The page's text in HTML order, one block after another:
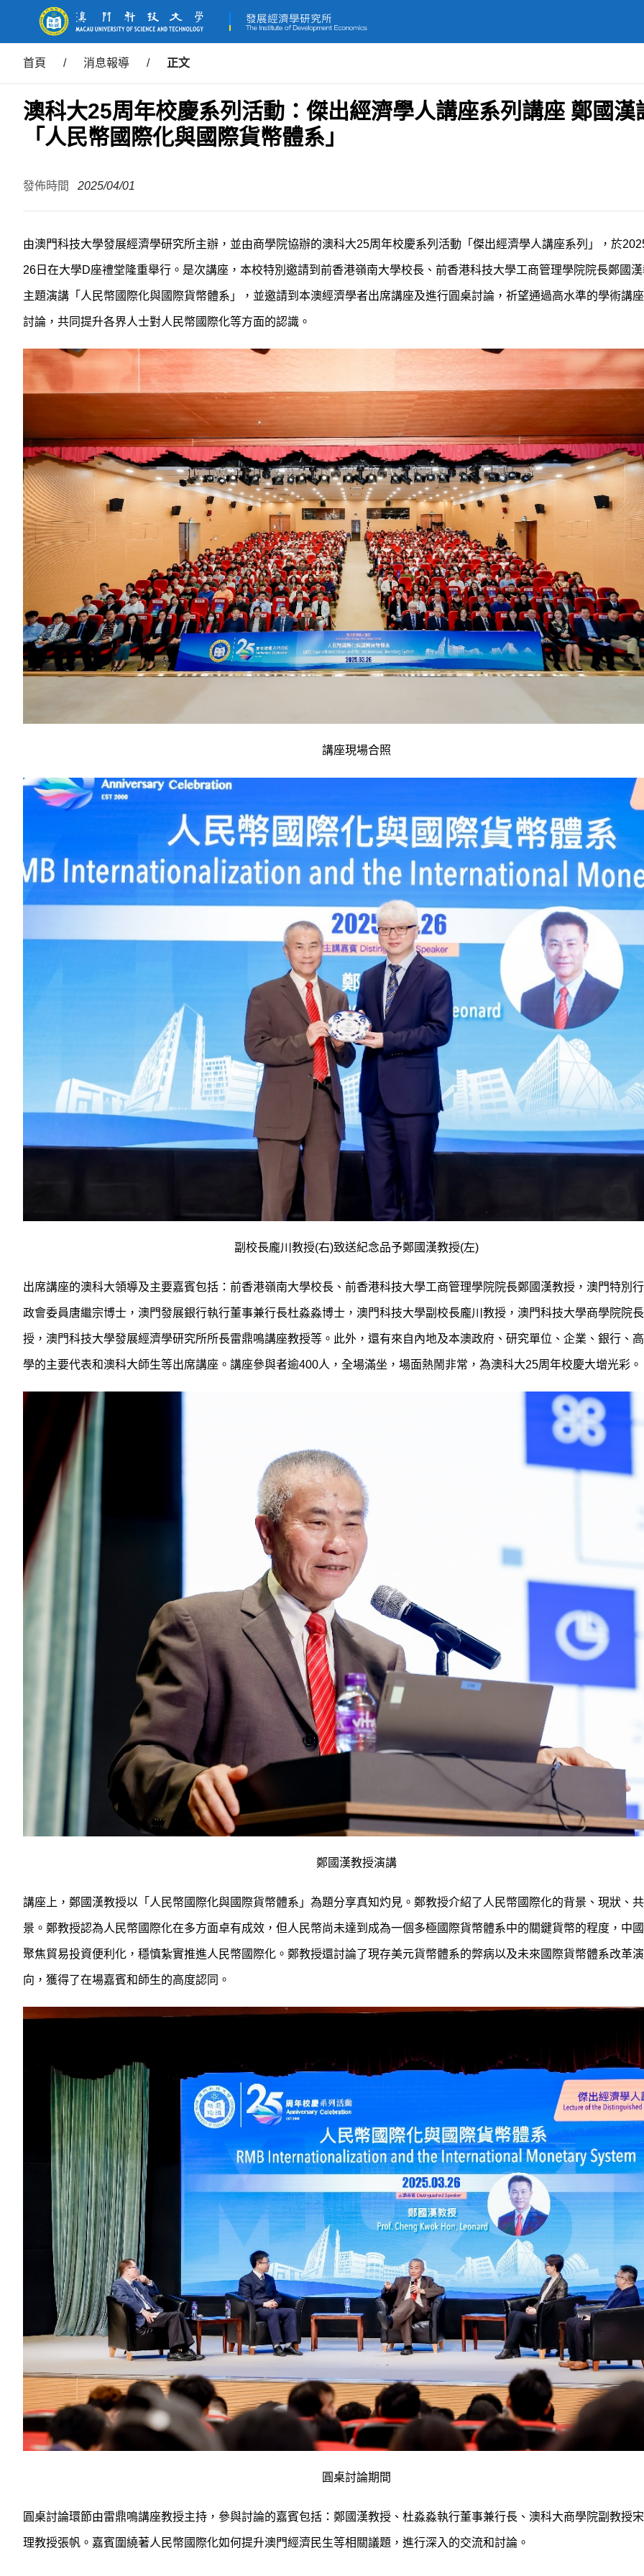
首頁 / 消息報導 / 正文
澳科大25周年校慶系列活動：傑出經濟學人講座系列講座 鄭國漢
「人民幣國際化與國際貨幣體系」
發佈時間 2025/04/01
由澳門科技大學發展經濟學研究所主辦，並由商學院協辦的澳科大25周年校慶系列活動「傑出經濟學人講座系列」，於
26日在大學D座禮堂隆重舉行。是次講座，本校特別邀請到前香港嶺南大學校長、前香港科技大學工商管理學院院長鄭國
主題演講「人民幣國際化與國際貨幣體系」，並邀請到本澳經濟學者出席講座及進行圓桌討論，祈望通過高水準的學術講
討論，共同提升各界人士對人民幣國際化等方面的認識。
講座現場合照
副校長龐川教授(右)致送紀念品予鄭國漢教授(左)
出席講座的澳科大領導及主要嘉賓包括：前香港嶺南大學校長、前香港科技大學工商管理學院院長鄭國漢教授，澳門特別
政會委員唐繼宗博士，澳門發展銀行執行董事兼行長杜淼淼博士，澳門科技大學副校長龐川教授，澳門科技大學商學院院
授，澳門科技大學發展經濟學研究所所長雷鼎鳴講座教授等。此外，還有來自內地及本澳政府、研究單位、企業、銀行、
學的主要代表和澳科大師生等出席講座。講座參與者逾400人，全場滿坐，場面熱鬧非常，為澳科大25周年校慶大增光彩。
鄭國漢教授演講
講座上，鄭國漢教授以「人民幣國際化與國際貨幣體系」為題分享真知灼見。鄭教授介紹了人民幣國際化的背景、現狀、
景。鄭教授認為人民幣國際化在多方面卓有成效，但人民幣尚未達到成為一個多極國際貨幣體系中的關鍵貨幣的程度，中
聚焦貿易投資便利化，穩慎紮實推進人民幣國際化。鄭教授還討論了現存美元貨幣體系的弊病以及未來國際貨幣體系改革
向，獲得了在場嘉賓和師生的高度認同。
圓桌討論期間
圓桌討論環節由雷鼎鳴講座教授主持，參與討論的嘉賓包括：鄭國漢教授、杜淼淼執行董事兼行長、澳科大商學院副教授
理教授張帆。嘉賓圍繞著人民幣國際化如何提升澳門經濟民生等相關議題，進行深入的交流和討論。